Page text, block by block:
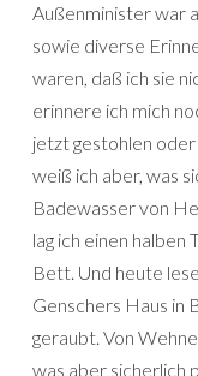
Außenminister war
sowie diverse
waren, daß ich sie
erinnere ich mich
jetzt gestohlen oder
weiß ich aber, was
Badewasser von
lag ich einen halben
Bett. Und heute
Genschers Haus in
geraubt. Von
was aber sicherlich